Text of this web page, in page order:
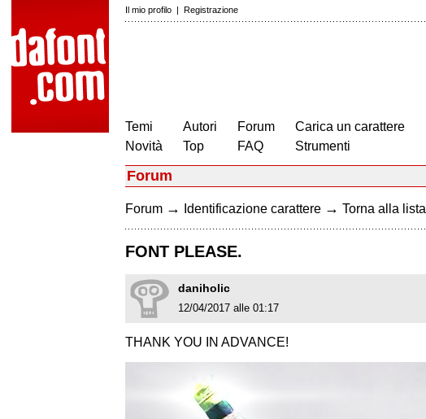
Il mio profilo | Registrazione
Temi
Novità
Autori
Top
Forum
FAQ
Carica un carattere
Strumenti
Forum
Forum → Identificazione carattere → Torna alla lista
FONT PLEASE.
daniholic
12/04/2017 alle 01:17
THANK YOU IN ADVANCE!